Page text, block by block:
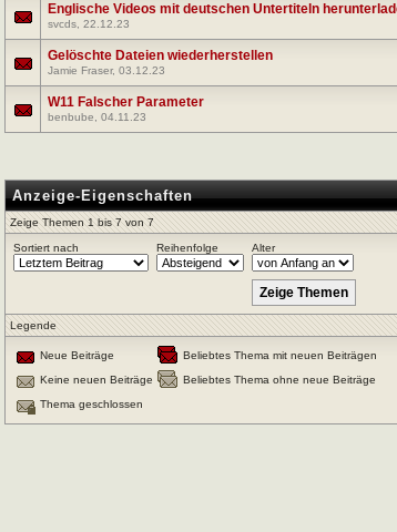
Englische Videos mit deutschen Untertiteln
svcds, 22.12.23
Gelöschte Dateien wiederherstellen
Jamie Fraser, 03.12.23
W11 Falscher Parameter
benbube, 04.11.23
Anzeige-Eigenschaften
Zeige Themen 1 bis 7 von 7
Sortiert nach Reihenfolge Alter
Legende
Neue Beiträge
Beliebtes Thema mit neuen Beiträgen
Keine neuen Beiträge
Beliebtes Thema ohne neue Beiträge
Thema geschlossen